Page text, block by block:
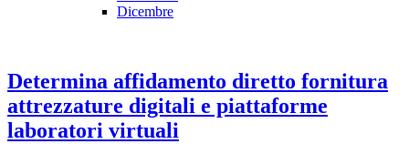
Dicembre
Determina affidamento diretto fornitura
attrezzature digitali e piattaforme
laboratori virtuali